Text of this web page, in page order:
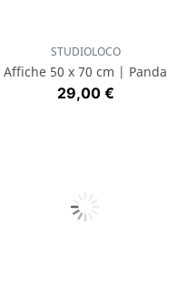
STUDIOLOCO
Affiche 50 x 70 cm | Panda
Prix
29,00 €